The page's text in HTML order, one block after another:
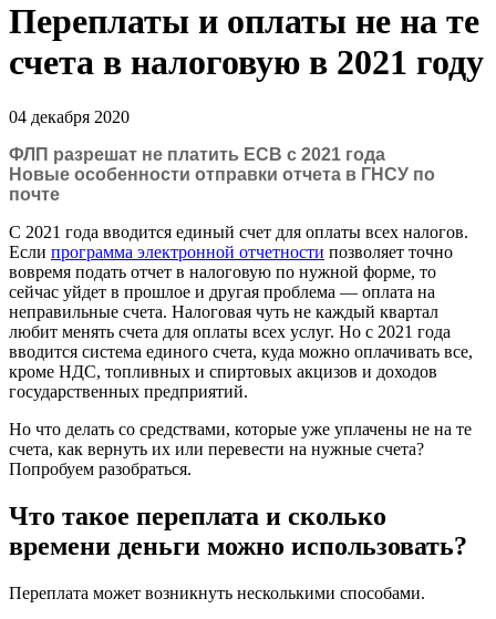
Переплаты и оплаты не на те
счета в налоговую в 2021 году
04 декабря 2020
ФЛП разрешат не платить ЕСВ с 2021 года
Новые особенности отправки отчета в ГНСУ по
почте
С 2021 года вводится единый счет для оплаты всех налогов.
Если программа электронной отчетности позволяет точно
вовремя подать отчет в налоговую по нужной форме, то
сейчас уйдет в прошлое и другая проблема — оплата на
неправильные счета. Налоговая чуть не каждый квартал
любит менять счета для оплаты всех услуг. Но с 2021 года
вводится система единого счета, куда можно оплачивать все,
кроме НДС, топливных и спиртовых акцизов и доходов
государственных предприятий.
Но что делать со средствами, которые уже уплачены не на те
счета, как вернуть их или перевести на нужные счета?
Попробуем разобраться.
Что такое переплата и сколько
времени деньги можно использовать?
Переплата может возникнуть несколькими способами.